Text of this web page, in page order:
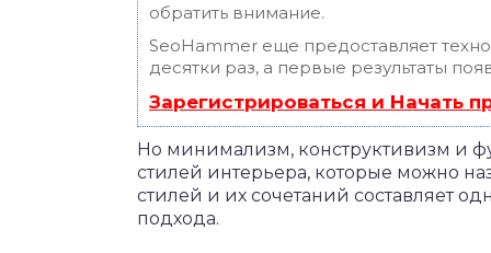
обратить внимание.
SeoHammer еще предоставляет
десятки раз, а первые результаты
Зарегистрироваться и Начать
Но минимализм, конструктивизм и
стилей интерьера, которые можно
стилей и их сочетаний составляет
подхода.